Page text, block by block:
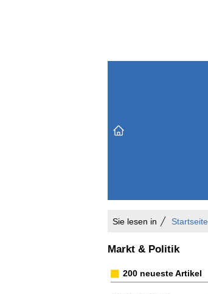
Sie lesen in Startseite
Markt & Politik
200 neueste Artikel